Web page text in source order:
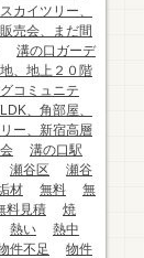
カイツリー、
売会、まだ間
溝の口ガーデ
、地上２０階
コミュニテ
、角部屋、
ー、新宿高層
溝の口駅
瀬谷区
瀬谷
材 無料
無
料見積
焼
熱い
熱中
件不足
物件